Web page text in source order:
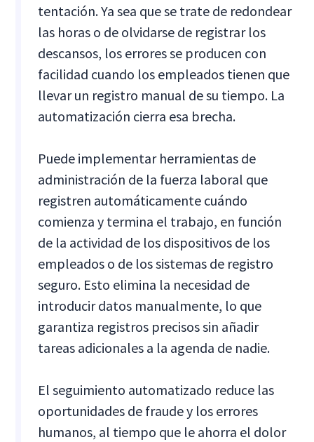
tentación. Ya sea que se trate de redondear
las horas o de olvidarse de registrar los
descansos, los errores se producen con
facilidad cuando los empleados tienen que
llevar un registro manual de su tiempo. La
automatización cierra esa brecha.
Puede implementar herramientas de
administración de la fuerza laboral que
registren automáticamente cuándo
comienza y termina el trabajo, en función
de la actividad de los dispositivos de los
empleados o de los sistemas de registro
seguro. Esto elimina la necesidad de
introducir datos manualmente, lo que
garantiza registros precisos sin añadir
tareas adicionales a la agenda de nadie.
El seguimiento automatizado reduce las
oportunidades de fraude y los errores
humanos, al tiempo que le ahorra el dolor